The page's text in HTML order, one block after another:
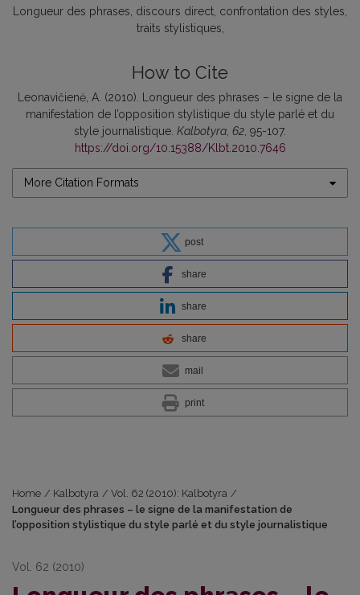
Longueur des phrases discours direct confrontation des styles
traits stylistiques
How to Cite
Leonavičienė, A. (2010). Longueur des phrases – le signe de la
manifestation de l’opposition stylistique du style parlé et du
style journalistique. Kalbotyra 62 , 95-107.
https://doi.org/10.15388/Klbt.2010.7646
More Citation Formats
post
share
share
share
mail
print
Home / Kalbotyra / Vol. 62 (2010): Kalbotyra /
Longueur des phrases – le signe de la manifestation de
l’opposition stylistique du style parlé et du style journalistique
Vol. 62 (2010)